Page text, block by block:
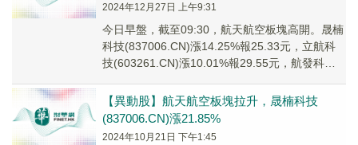
2024年12月27日 上午9:31
今日早盤，截至09:30，航天航空板塊高開。晟楠
科技(837006.CN)漲14.25%報25.33元，立航科
技(603261.CN)漲10.01%報29.55元，航發科技
【異動股】航天航空板塊拉升，晟楠科技
(837006.CN)漲21.85%
2024年10月21日 下午1:45